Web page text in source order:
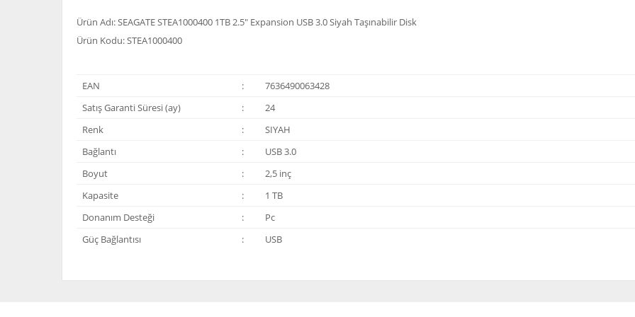
Ürün Adı: SEAGATE STEA1000400 1TB 2.5" Expansion USB 3.0 Siyah Taşınabilir Disk
Ürün Kodu: STEA1000400
EAN :
7636490063428
Satış Garanti Süresi (ay)
:
24
Renk
:
SIYAH
Bağlantı
:
USB 3.0
Boyut
:
2,5 inç
Kapasite
:
1 TB
Donanım Desteği
:
Pc
Güç Bağlantısı
: USB